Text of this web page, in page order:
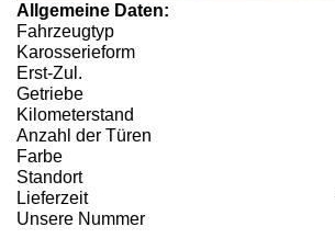
Allgemeine Daten:
Fahrzeugtyp
Karosserieform
Erst-Zul.
Getriebe
Kilometerstand
Anzahl der Türen
Farbe
Standort
Lieferzeit
Unsere Nummer